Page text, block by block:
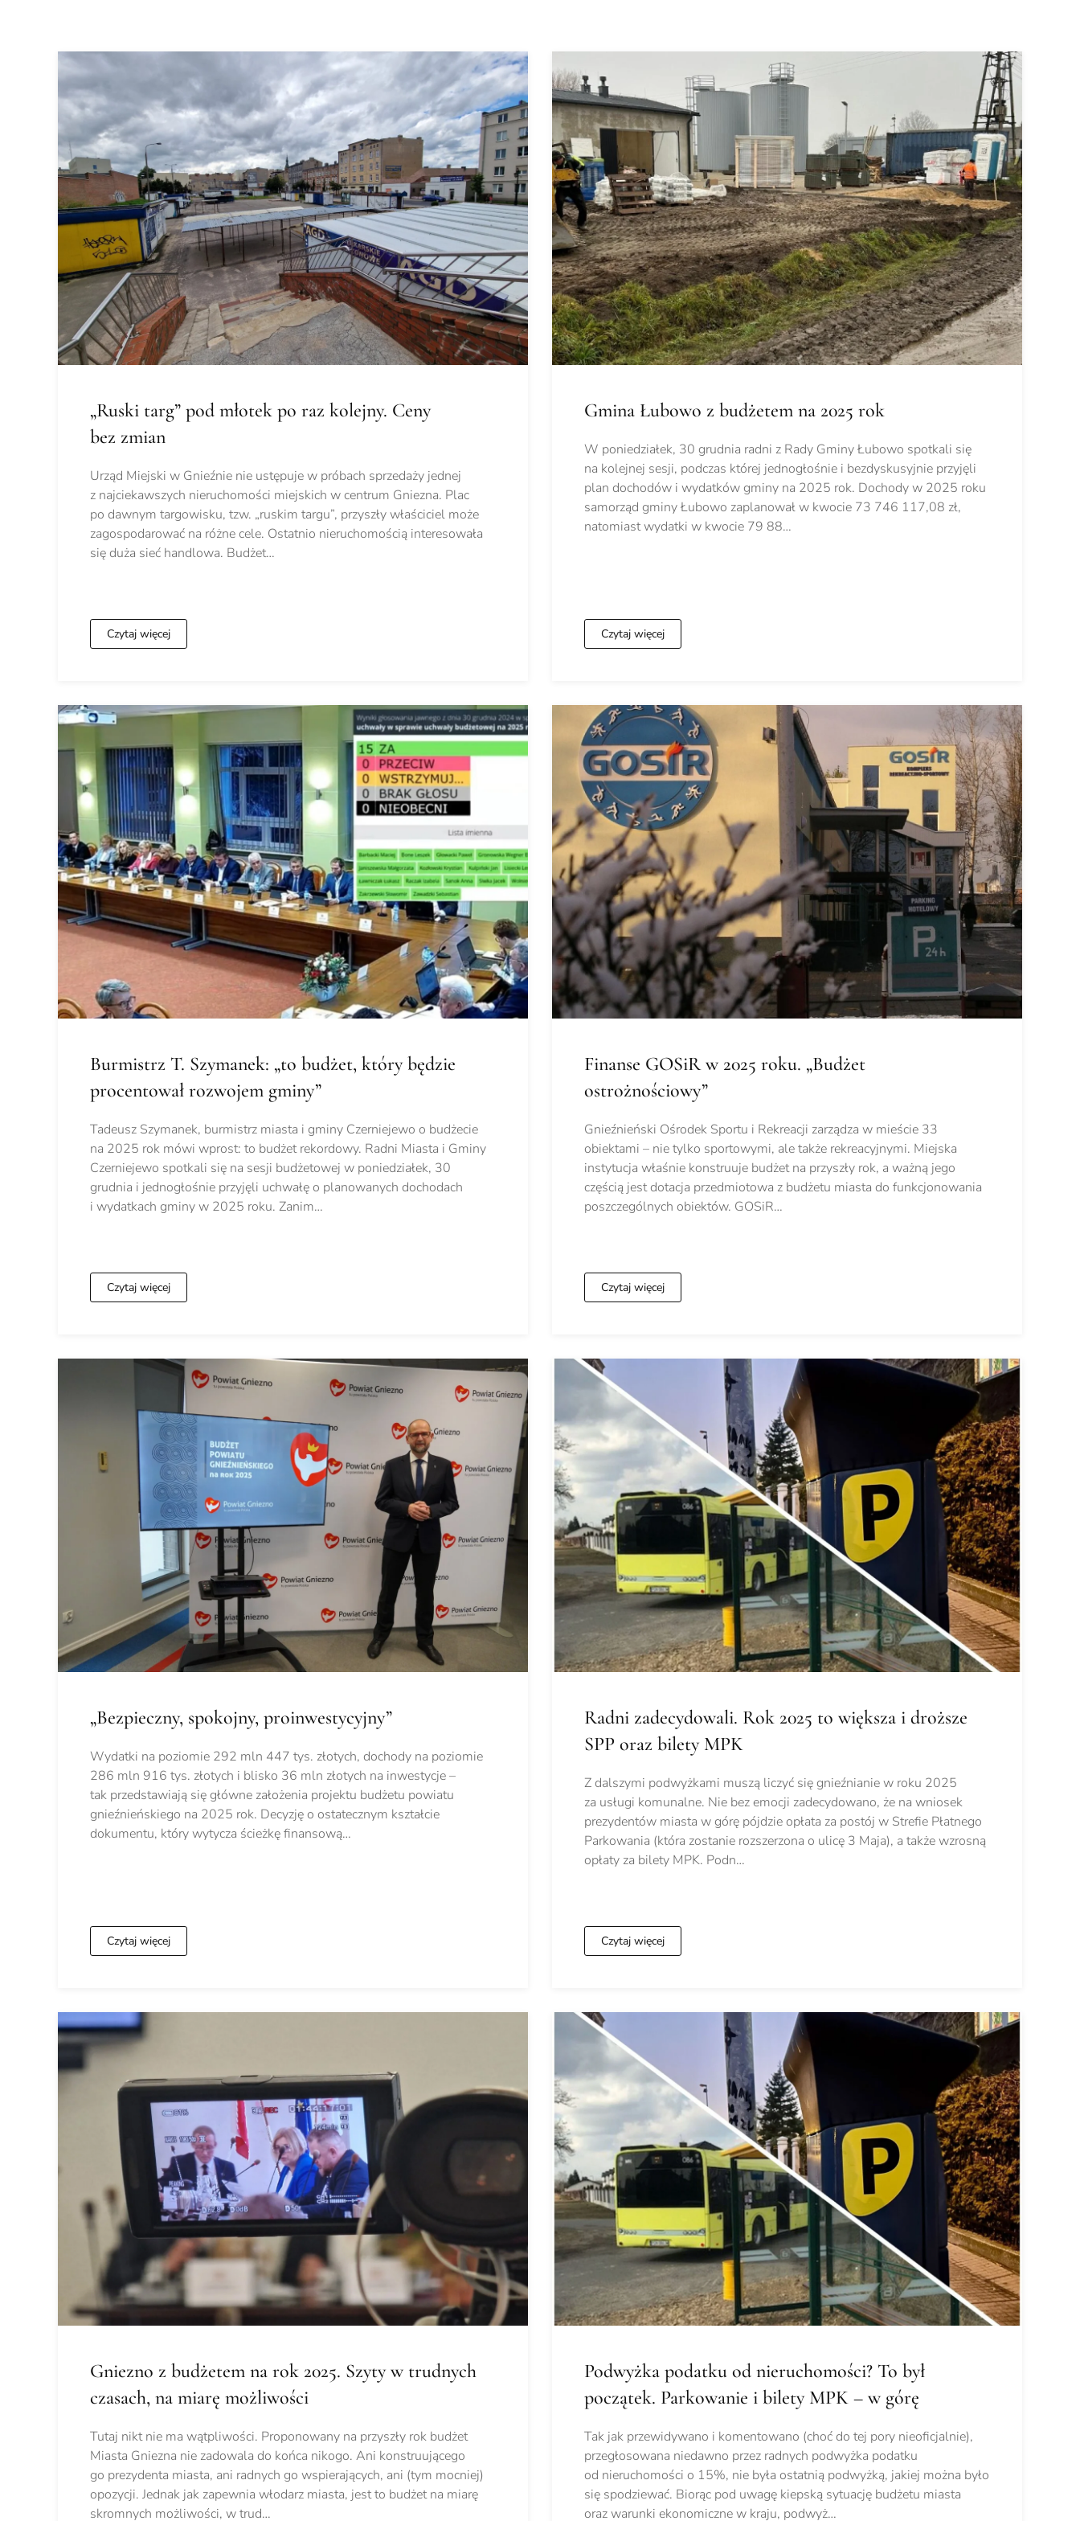
„Ruski targ” pod młotek po raz kolejny. Ceny
bez zmian
Urząd Miejski w Gnieźnie nie ustępuje w próbach sprzedaży jednej
z najciekawszych nieruchomości miejskich w centrum Gniezna. Plac
po dawnym targowisku, tzw. „ruskim targu”, przyszły właściciel może
zagospodarować na różne cele. Ostatnio nieruchomością interesowała
się duża sieć handlowa. Budżet…
Czytaj więcej
Gmina Łubowo z budżetem na 2025 rok
W poniedziałek, 30 grudnia radni z Rady Gminy Łubowo spotkali się
na kolejnej sesji, podczas której jednogłośnie i bezdyskusyjnie przyjęli
plan dochodów i wydatków gminy na 2025 rok. Dochody w 2025 roku
samorząd gminy Łubowo zaplanował w kwocie 73 746 117,08 zł,
natomiast wydatki w kwocie 79 88…
Czytaj więcej
Burmistrz T. Szymanek: „to budżet, który będzie
procentował rozwojem gminy”
Tadeusz Szymanek, burmistrz miasta i gminy Czerniejewo o budżecie
na 2025 rok mówi wprost: to budżet rekordowy. Radni Miasta i Gminy
Czerniejewo spotkali się na sesji budżetowej w poniedziałek, 30
grudnia i jednogłośnie przyjęli uchwałę o planowanych dochodach
i wydatkach gminy w 2025 roku. Zanim…
Czytaj więcej
Finanse GOSiR w 2025 roku. „Budżet
ostrożnościowy”
Gnieźnieński Ośrodek Sportu i Rekreacji zarządza w mieście 33
obiektami – nie tylko sportowymi, ale także rekreacyjnymi. Miejska
instytucja właśnie konstruuje budżet na przyszły rok, a ważną jego
częścią jest dotacja przedmiotowa z budżetu miasta do funkcjonowania
poszczególnych obiektów. GOSiR…
Czytaj więcej
„Bezpieczny, spokojny, proinwestycyjny”
Wydatki na poziomie 292 mln 447 tys. złotych, dochody na poziomie
286 mln 916 tys. złotych i blisko 36 mln złotych na inwestycje –
tak przedstawiają się główne założenia projektu budżetu powiatu
gnieźnieńskiego na 2025 rok. Decyzję o ostatecznym kształcie
dokumentu, który wytycza ścieżkę finansową…
Czytaj więcej
Radni zadecydowali. Rok 2025 to większa i droższe
SPP oraz bilety MPK
Z dalszymi podwyżkami muszą liczyć się gnieźnianie w roku 2025
za usługi komunalne. Nie bez emocji zadecydowano, że na wniosek
prezydentów miasta w górę pójdzie opłata za postój w Strefie Płatnego
Parkowania (która zostanie rozszerzona o ulicę 3 Maja), a także wzrosną
opłaty za bilety MPK. Podn…
Czytaj więcej
Gniezno z budżetem na rok 2025. Szyty w trudnych
czasach, na miarę możliwości
Tutaj nikt nie ma wątpliwości. Proponowany na przyszły rok budżet
Miasta Gniezna nie zadowala do końca nikogo. Ani konstruującego
go prezydenta miasta, ani radnych go wspierających, ani (tym mocniej)
opozycji. Jednak jak zapewnia włodarz miasta, jest to budżet na miarę
skromnych możliwości, w trud…
Podwyżka podatku od nieruchomości? To był
początek. Parkowanie i bilety MPK – w górę
Tak jak przewidywano i komentowano (choć do tej pory nieoficjalnie),
przegłosowana niedawno przez radnych podwyżka podatku
od nieruchomości o 15%, nie była ostatnią podwyżką, jakiej można było
się spodziewać. Biorąc pod uwagę kiepską sytuację budżetu miasta
oraz warunki ekonomiczne w kraju, podwyż…